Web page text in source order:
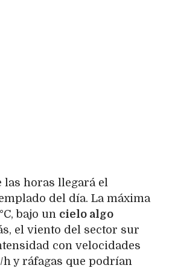
las horas llegará el
del día. La máxima
bajo un cielo algo
el viento del sector sur
con velocidades
h y ráfagas que podrían